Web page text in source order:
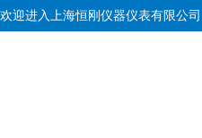
欢迎进入上海恒刚仪器仪表有限公司